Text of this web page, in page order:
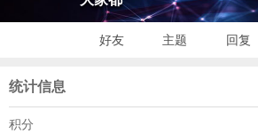
好友 主题 回复
统计信息
积分